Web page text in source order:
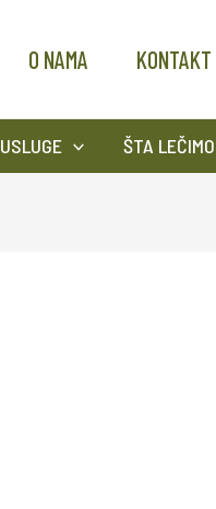
O NAMA KONTAKT
USLUGE ŠTA